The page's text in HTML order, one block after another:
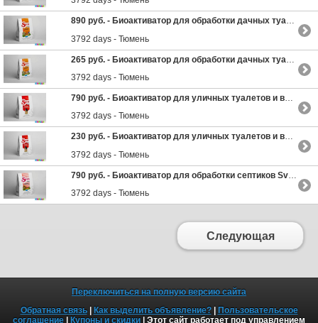
890 руб. - Биоактиватор для обработки дачных туалетов, септиков, отстойников, выгребных ям Sviti Max 320гр
3792 days - Тюмень
265 руб. - Биоактиватор для обработки дачных туалетов, септиков, отстойников, выгребных ям Sviti Max 80гр
3792 days - Тюмень
790 руб. - Биоактиватор для уличных туалетов и выгребных ям Sviti Red 400гр
3792 days - Тюмень
230 руб. - Биоактиватор для уличных туалетов и выгребных ям Sviti Red 100гр
3792 days - Тюмень
790 руб. - Биоактиватор для обработки септиков Sviti Pink 400гр
3792 days - Тюмень
Следующая
Переключиться на полную версию сайта
Обратная связь| Как выделить объявление?|
Пользовательское
соглашение
Купоны и скидки | Этот сайт работает под управлением